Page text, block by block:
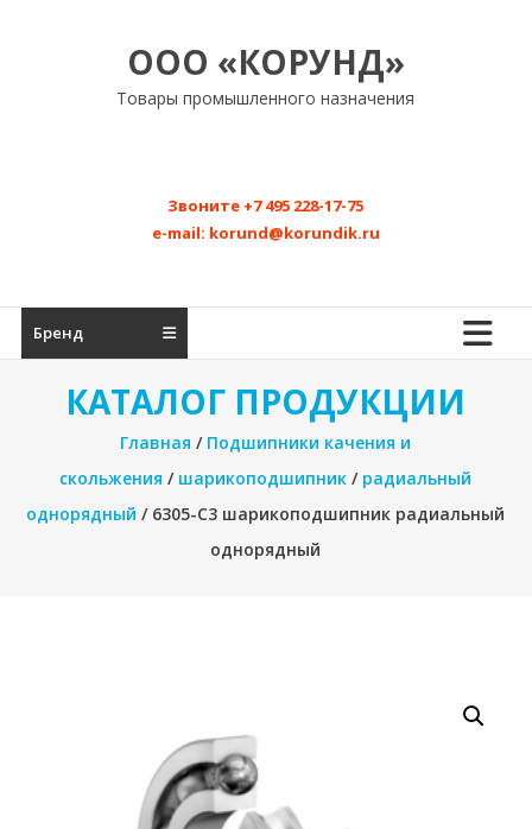
ООО «КОРУНД»
Товары промышленного назначения
Звоните +7 495 228-17-75
e-mail: korund@korundik.ru
Бренд
КАТАЛОГ ПРОДУКЦИИ
Главная / Подшипники качения и
скольжения / шарикоподшипник / радиальный
однорядный / 6305-C3 шарикоподшипник радиальный
однорядный